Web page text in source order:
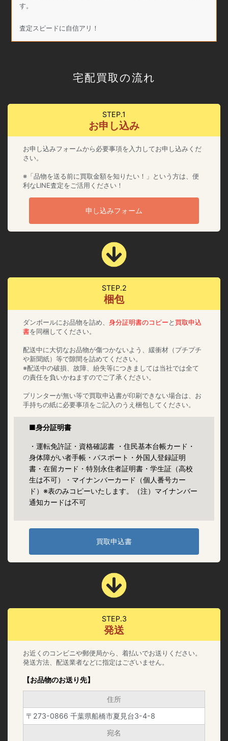
す。
査定スピードに自信アリ！
宅配買取の流れ
STEP.1
お申し込み
お申し込みフォームから必要事項を入力してお申し込みくだ
さい。
※「品物を送る前に買取金額を知りたい！」という方は、便
利なLINE査定をご活用ください！
申し込みフォーム
STEP.2
梱包
ダンボールにお品物を詰め、 身分証明書のコピーと 買取申込
書を同梱してください。
配送中に大切なお品物が傷つかないよう、緩衝材（プチプチ
や新聞紙）等で隙間を詰めてください。
※配送中の破損、故障、紛失等につきましては当社では全て
の責任を負いかねますのでご了承ください。
プリンターが無い等で買取申込書が印刷できない場合は、お
手持ちの紙に必要事項をご記入のうえ梱包してください。
■身分証明書
・運転免許証・資格確認書 ・住民基本台帳カード・
身体障がい者手帳・パスポート・外国人登録証明
書・在留カード・特別永住者証明書・学生証（高校
生は不可）・マイナンバーカード（個人番号カー
ド）※表のみコピーいたします。（注）マイナンバー
通知カードは不可
買取申込書
STEP.3
発送
お近くのコンビニや郵便局から、着払いでお送りください。
発送方法、配送業者などに指定はございません。
【お品物のお送り先】
住所
〒273-0866 千葉県船橋市夏見台3-4-8
宛名